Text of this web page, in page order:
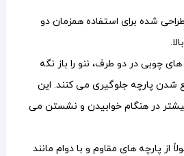
طراحی شده برای استفاده همزمان دو
چوبی در دو طرف، ننو را باز نگه
شدن پارچه جلوگیری می کنند. این
در هنگام خوابیدن و نشستن می
از پارچه های مقاوم و با دوام مانند